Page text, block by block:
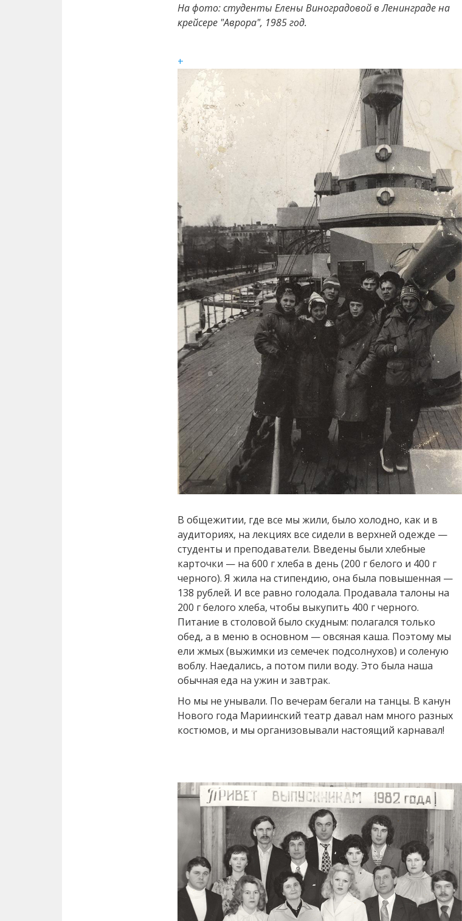
На фото: студенты Елены Виноградовой в Ленинграде на
крейсере "Аврора", 1985 год.
+
В общежитии, где все мы жили, было холодно, как и в
аудиториях, на лекциях все сидели в верхней одежде —
студенты и преподаватели. Введены были хлебные
карточки — на 600 г хлеба в день (200 г белого и 400 г
черного). Я жила на стипендию, она была повышенная —
138 рублей. И все равно голодала. Продавала талоны на
200 г белого хлеба, чтобы выкупить 400 г черного.
Питание в столовой было скудным: полагался только
обед, а в меню в основном — овсяная каша. Поэтому мы
ели жмых (выжимки из семечек подсолнухов) и соленую
воблу. Наедались, а потом пили воду. Это была наша
обычная еда на ужин и завтрак.
Но мы не унывали. По вечерам бегали на танцы. В канун
Нового года Мариинский театр давал нам много разных
костюмов, и мы организовывали настоящий карнавал!